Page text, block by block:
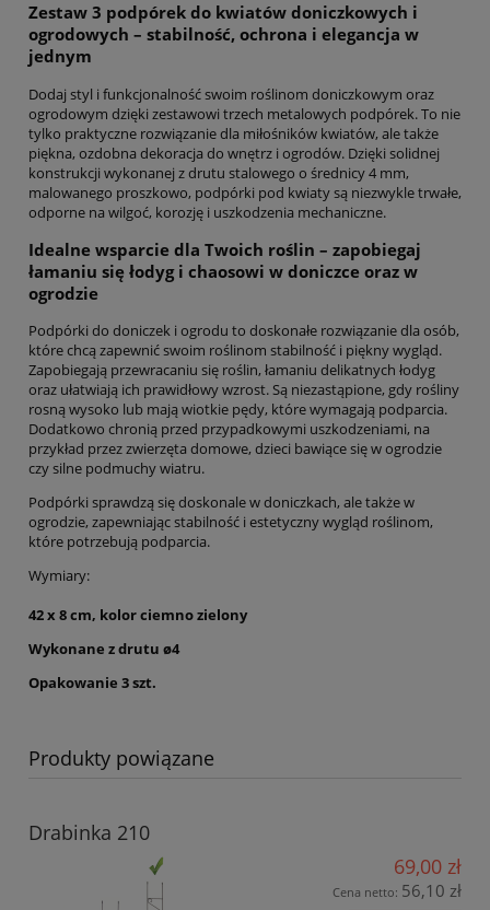
Zestaw 3 podpórek do kwiatów doniczkowych i
ogrodowych – stabilność, ochrona i elegancja w
jednym
Dodaj styl i funkcjonalność swoim roślinom doniczkowym oraz
ogrodowym dzięki zestawowi trzech metalowych podpórek. To nie
tylko praktyczne rozwiązanie dla miłośników kwiatów, ale także
piękna, ozdobna dekoracja do wnętrz i ogrodów. Dzięki solidnej
konstrukcji wykonanej z drutu stalowego o średnicy 4 mm,
malowanego proszkowo, podpórki pod kwiaty są niezwykle trwałe,
odporne na wilgoć, korozję i uszkodzenia mechaniczne.
Idealne wsparcie dla Twoich roślin – zapobiegaj
łamaniu się łodyg i chaosowi w doniczce oraz w
ogrodzie
Podpórki do doniczek i ogrodu to doskonałe rozwiązanie dla osób,
które chcą zapewnić swoim roślinom stabilność i piękny wygląd.
Zapobiegają przewracaniu się roślin, łamaniu delikatnych łodyg
oraz ułatwiają ich prawidłowy wzrost. Są niezastąpione, gdy rośliny
rosną wysoko lub mają wiotkie pędy, które wymagają podparcia.
Dodatkowo chronią przed przypadkowymi uszkodzeniami, na
przykład przez zwierzęta domowe, dzieci bawiące się w ogrodzie
czy silne podmuchy wiatru.
Podpórki sprawdzą się doskonale w doniczkach, ale także w
ogrodzie, zapewniając stabilność i estetyczny wygląd roślinom,
które potrzebują podparcia.
Wymiary:
42 x 8 cm, kolor ciemno zielony
Wykonane z drutu ø4
Opakowanie 3 szt.
Produkty powiązane
Drabinka 210
69,00 zł
Cena netto: 56,10 zł